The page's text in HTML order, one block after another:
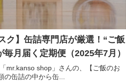
ク】缶詰専門店が厳選！“ご飯
毎月届く定期便（2025年7月）
mr.kanso shop」さんの、【ご飯のお
缶詰の中から缶...